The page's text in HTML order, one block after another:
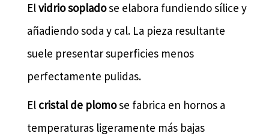
Elvidrio sopladose elabora fundiendo sílice y
añadiendo soda y cal. La pieza resultante
suele presentar superficies menos
perfectamente pulidas.
El cristal de plomose fabrica en hornos a
temperaturas ligeramente más bajas